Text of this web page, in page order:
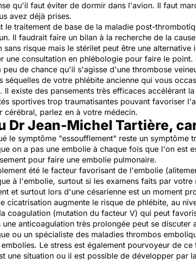
qu'il faut éviter de dormir dans l'avion. Il faut
avez déjà prises.
le traitement de base de la maladie post-
Il faudrait faire un bilan à la recherche de la
risque mais le stérilet peut être une
une consultation en phlébologie pour faire le
de chance qu'il s'agisse d'une thrombose
séquelles de votre phlébite ancienne qui vous
Il existe des pansements très efficaces accélérant
sportives trop traumatisantes pouvant favoriser
cérébral, parlez en à votre médecin.
Dr Jean-Michel Tartière,
le symptôme "essoufflement" reste un symptôme
on a pas une embolie à chaque fois que l'on est
pour faire une embolie pulmonaire.
été le facteur favorisant de l'embolie
à l'embolie, surtout si les examens faits par
et surtout lors d'une césarienne est un moment
cicatrisation augmente le risque de phlébite, au
coagulation (mutation du facteur V) qui peut
anticoagulation très prolongée peut se
ou un spécialiste des maladies thrombos
Le stress est également pourvoyeur de
une situation ou il est possible de développer par